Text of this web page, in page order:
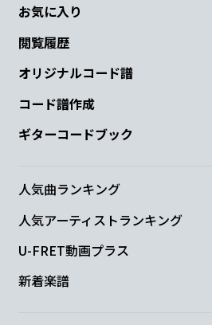
お気に入り
閲覧履歴
オリジナルコード譜
コード譜作成
ギターコードブック
人気曲ランキング
人気アーティストランキング
U-FRET動画プラス
新着楽譜